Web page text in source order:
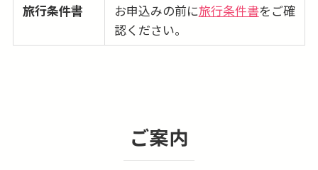
旅行条件書
お申込みの前に旅行条件書をご確
認ください。
ご案内